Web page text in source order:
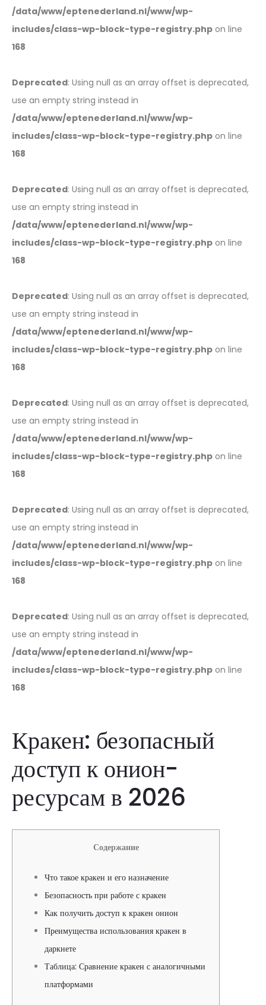
/data/www/eptenederland.nl/www/wp-
includes/class-wp-block-type-registry.php on line
168
Deprecated: Using null as an array offset is deprecated,
use an empty string instead in
/data/www/eptenederland.nl/www/wp-
includes/class-wp-block-type-registry.php on line
168
Deprecated: Using null as an array offset is deprecated,
use an empty string instead in
/data/www/eptenederland.nl/www/wp-
includes/class-wp-block-type-registry.php on line
168
Deprecated: Using null as an array offset is deprecated,
use an empty string instead in
/data/www/eptenederland.nl/www/wp-
includes/class-wp-block-type-registry.php on line
168
Deprecated: Using null as an array offset is deprecated,
use an empty string instead in
/data/www/eptenederland.nl/www/wp-
includes/class-wp-block-type-registry.php on line
168
Deprecated: Using null as an array offset is deprecated,
use an empty string instead in
/data/www/eptenederland.nl/www/wp-
includes/class-wp-block-type-registry.php on line
168
Deprecated: Using null as an array offset is deprecated,
use an empty string instead in
/data/www/eptenederland.nl/www/wp-
includes/class-wp-block-type-registry.php on line
168
Кракен: безопасный
доступ к онион-
ресурсам в 2026
Содержание
Что такое кракен и его назначение
Безопасность при работе с кракен
Как получить доступ к кракен онион
Преимущества использования кракен в
даркнете
Таблица: Сравнение кракен с аналогичными
платформами